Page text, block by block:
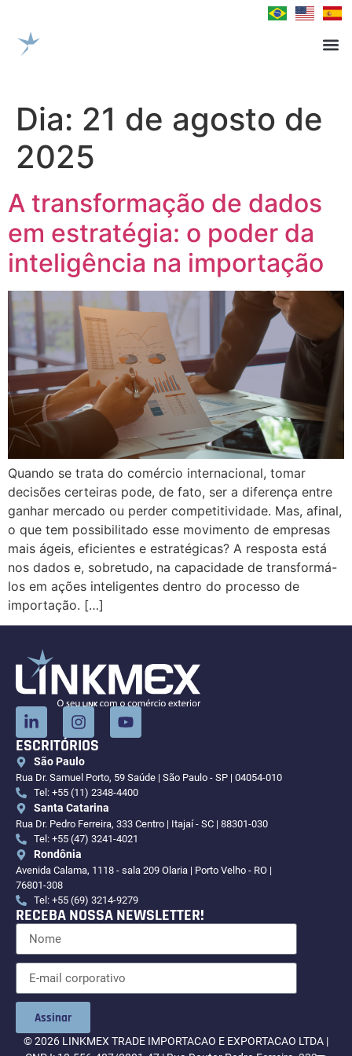
Dia: 21 de agosto de
2025
A transformação de dados
em estratégia: o poder da
inteligência na importação
Quando se trata do comércio internacional, tomar
decisões certeiras pode, de fato, ser a diferença entre
ganhar mercado ou perder competitividade. Mas, afinal,
o que tem possibilitado esse movimento de empresas
mais ágeis, eficientes e estratégicas? A resposta está
nos dados e, sobretudo, na capacidade de transformá-
los em ações inteligentes dentro do processo de
importação. […]
ESCRITÓRIOS
São Paulo
Rua Dr. Samuel Porto, 59 Saúde | São Paulo - SP | 04054-010
Tel: +55 (11) 2348-4400
Santa Catarina
Rua Dr. Pedro Ferreira, 333 Centro | Itajaí - SC | 88301-030
Tel: +55 (47) 3241-4021
Rondônia
Avenida Calama, 1118 - sala 209 Olaria | Porto Velho - RO |
76801-308
Tel: +55 (69) 3214-9279
RECEBA NOSSA NEWSLETTER!
Assinar
© 2026 LINKMEX TRADE IMPORTACAO E EXPORTACAO LTDA |